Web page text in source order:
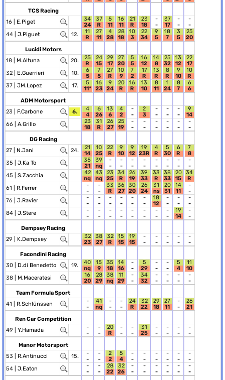
TCS Racing
16 | E.Piget
34
24
37
R
5
11
16
11
21
R
23
18
-
-
37
17
-
-
-
-
44 | J.Piguet 12.
11
R
27
11
4
28
28
18
10
3
22
34
9
5
18
7
3
5
25
20
Lucidi Motors
18 | M.Altuna 20.
25
R
24
15
29
17
27
20
5
5
16
12
14
8
25
32
13
12
22
17
32 | E.Guerrieri 10.
6
5
7
5
27
R
10
9
7
2
17
R
13
R
8
R
9
10
10
R
37 | JM.Lopez 17.
5
11*
16
23
9
24
20
R
16
R
13
10
8
11
1
24
8
7
6
6
ADM Motorsport
23 | F.Carbone 6.
4
4
6
26
13
6
4
2
-
-
2
3
-
-
-
-
-
-
9
14
66 | A.Grillo
23
18
31
R
26
27
25
19
-
-
-
-
-
-
-
-
-
-
-
-
DG Racing
27 | N.Jani 24.
21
14
10
25
22
R
9
10
9
12
19
23R
4
R
5
30
6
R
7
8
35 | J.Ka To
35
21
39
nq
-
-
-
-
-
-
-
-
-
-
-
-
-
-
-
-
45 | S.Zacchia
42
nq
43
nq
23
25
34
R
26
19
39
33
33
R
38
33
20
15
34
R
61 | R.Ferrer
-
-
-
-
33
R
36
27
30
20
26
24
31
ns
20
31
14
11
-
-
76 | J.Ravier
-
-
-
-
-
-
-
-
-
-
-
-
18
12
-
-
-
-
-
-
84 | J.Stere
-
-
-
-
-
-
-
-
-
-
-
-
-
-
-
-
19
14
-
-
Dempsey Racing
29 | K.Dempsey
32
23
38
27
32
R
15
15
19
15
-
-
-
-
-
-
-
-
-
-
Facondini Racing
30 | D.di Benedetto 19.
40
nq
15
9
35
18
14
16
-
-
5
29
-
-
-
-
5
4
11
10
38 | M.Maceratesi
16
20
28
29
38
nq
11
29
-
-
34
32
-
-
-
-
-
-
-
-
Team Formula Sport
41 | R.Schlünssen
-
-
41
nq
-
-
-
-
24
R
32
22
29
18
27
11
-
-
26
21
Ren Car Competition
49 | Y.Hamada
-
-
-
-
20
R
-
-
-
-
31
25
-
-
-
-
-
-
-
-
Manor Motorsport
53 | R.Antinucci 15.
-
-
-
-
2
2
5
4
-
-
-
-
-
-
-
-
-
-
-
-
54 | J.Eaton
-
-
-
-
28
22
32
26
-
-
-
-
-
-
-
-
-
-
-
-